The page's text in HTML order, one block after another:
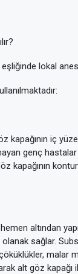
lokal
kapağının iç
genç
kapağının
altından
sağlar.
malar
alt göz